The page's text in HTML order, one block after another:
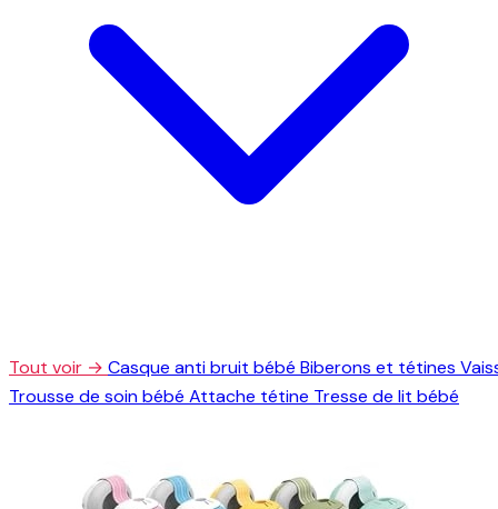
Tout voir → Casque anti bruit bébé Biberons et tétines
Trousse de soin bébé Attache tétine Tresse de lit bébé